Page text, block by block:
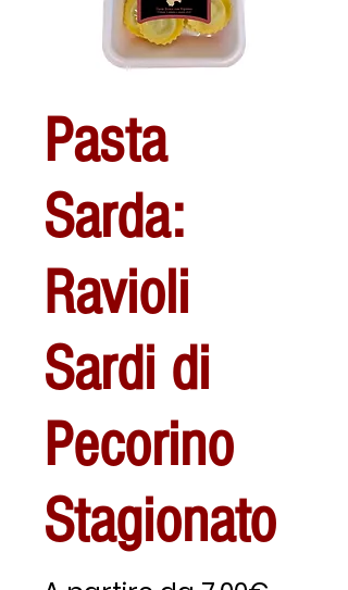
Pasta
Sarda:
Ravioli
Sardi di
Pecorino
Stagionato